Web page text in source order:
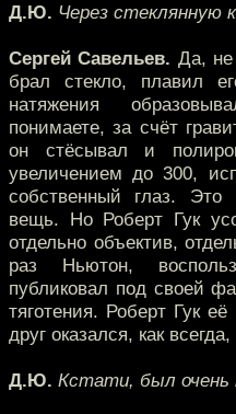
Д.Ю. Через стеклянную
Сергей Савельев. Да,
брал стекло, плавил
натяжения
понимаете, за счёт
он стёсывал и
увеличением до 300,
собственный глаз. Это
вещь. Но Роберт Гук
отдельно объектив,
раз Ньютон,
публиковал под своей
тяготения. Роберт Гук
друг оказался, как
Д.Ю. Кстати, был очень